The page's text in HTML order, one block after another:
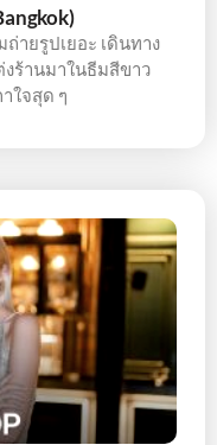
ายรูปเยอะ เดินทาง
งร้านมาในธีมสีขาว
ใจสุด ๆ